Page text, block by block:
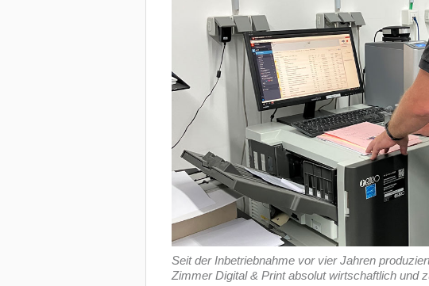
Seit der Inbetriebnahme vor vier Jahren
Zimmer Digital & Print absolut wirtschaftlich und